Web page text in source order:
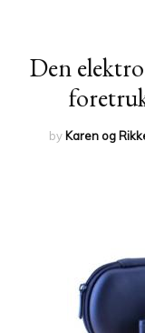
Den
by Karen og